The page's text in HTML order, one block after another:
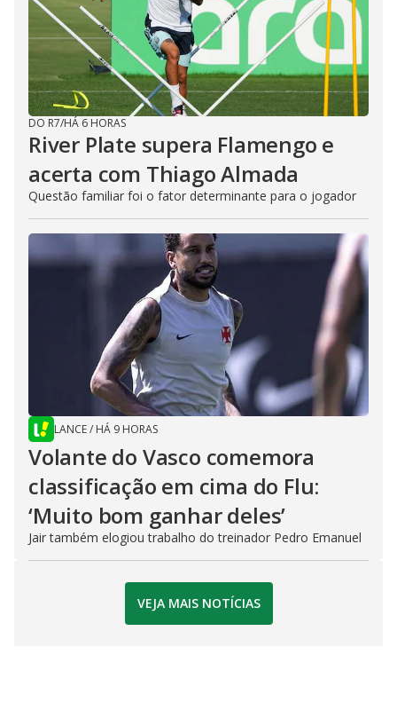
DO R7/HÁ 6 HORAS
River Plate supera Flamengo e
acerta com Thiago Almada
Questão familiar foi o fator determinante para o jogador
LANCE/ HÁ 9 HORAS
Volante do Vasco comemora
classificação em cima do Flu:
‘Muito bom ganhar deles’
Jair também elogiou trabalho do treinador Pedro Emanuel
VEJA MAIS NOTÍCIAS